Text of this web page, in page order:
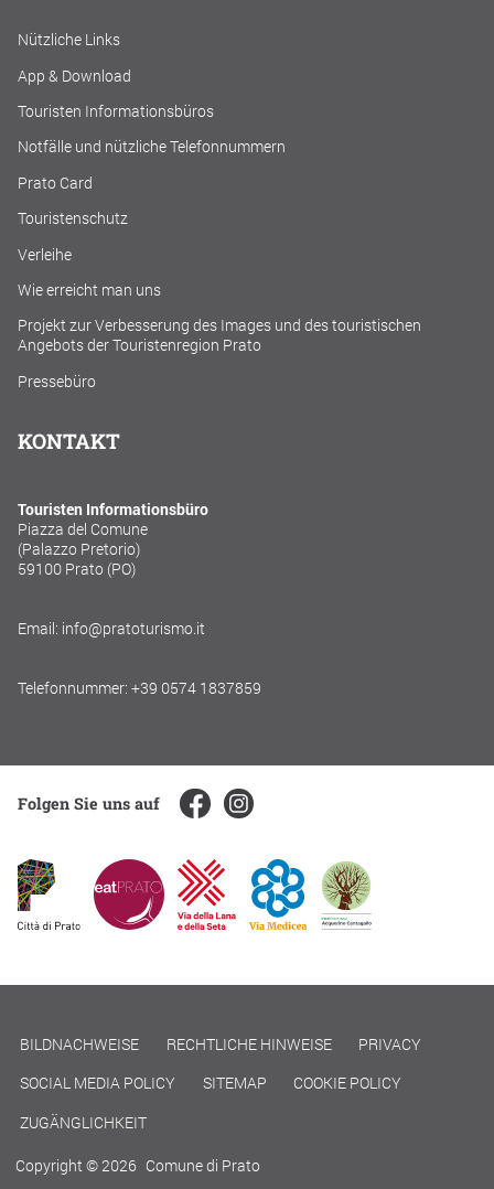
Nützliche Links
App & Download
Touristen Informationsbüros
Notfälle und nützliche Telefonnummern
Prato Card
Touristenschutz
Verleihe
Wie erreicht man uns
Projekt zur Verbesserung des Images und des touristischen
Angebots der Touristenregion Prato
Pressebüro
KONTAKT
Touristen Informationsbüro
Piazza del Comune
(Palazzo Pretorio)
59100 Prato (PO)
Email: info@pratoturismo.it
Telefonnummer: +39 0574 1837859
Folgen Sie uns auf
BILDNACHWEISE RECHTLICHE HINWEISE
PRIVACY
SOCIAL MEDIA POLICY
SITEMAP
COOKIE POLICY
ZUGÄNGLICHKEIT
Copyright © 2026 Comune di Prato